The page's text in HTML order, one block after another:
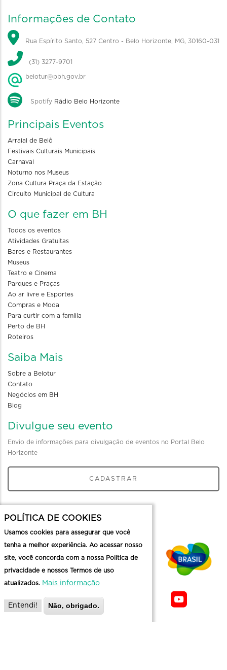
Informações de Contato
Rua Espírito Santo, 527 Centro - Belo Horizonte, MG, 30160-031
(31) 3277-9701
belotur@pbh.gov.br
Spotify Rádio Belo Horizonte
Principais Eventos
Arraial de Belô
Festivais Culturais Municipais
Carnaval
Noturno nos Museus
Zona Cultura Praça da Estação
Circuito Municipal de Cultura
O que fazer em BH
Todos os eventos
Atividades Gratuitas
Bares e Restaurantes
Museus
Teatro e Cinema
Parques e Praças
Ao ar livre e Esportes
Compras e Moda
Para curtir com a familia
Perto de BH
Roteiros
Saiba Mais
Sobre a Belotur
Contato
Negócios em BH
Blog
Divulgue seu evento
Envio de informações para divulgação de eventos no Portal Belo
Horizonte
CADASTRAR
POLÍTICA DE COOKIES
Usamos cookies para assegurar que você
tenha a melhor experiência. Ao acessar nosso
site, você concorda com a nossa Política de
privacidade e nossos Termos de uso
atualizados. Mais informação
Entendi! Não, obrigado.